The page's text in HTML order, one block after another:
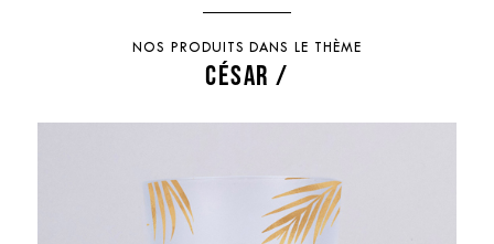
NOS PRODUITS DANS LE THÈME
CÉSAR /